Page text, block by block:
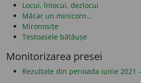
Locui, înlocui, dezlocui
Măcar un minicorn…
Mironosițe
Țestoasele bătăușe
Monitorizarea presei
Rezultate din perioada iunie 2021